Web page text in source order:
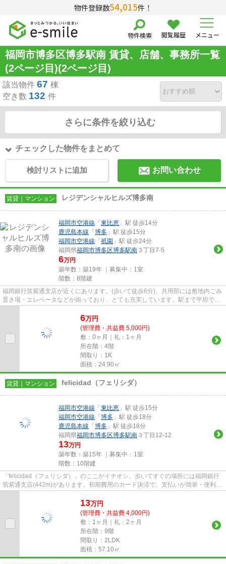
物件登録数54,015件！
物件検索 閲覧履歴 メニュー
福岡市博多区博多駅南 賃貸、店舗、事務所一覧
(2ページ目)(2ページ目)
該当物件 67 棟
空き数 132 件
さらに条件を絞り込む
チェックした物件をまとめて
検討リストに追加 お問い合わせ
賃貸｜マンション レジデンシャルヒルズ博多南
福岡市空港線 「東比恵 」駅 徒歩14分
鹿児島本線 「博多 」駅 徒歩15分
福岡市空港線 「祇園 」駅 徒歩24分
福岡県福岡市博多区博多駅南 ３丁目7-5
6万円
築年数：築19年 ｜募集中： 1室
階数：8階建
福岡銀行筑紫通支店が近くにあります。(歩いて徒歩6分)。共用部には敷地内ごみ
置き場・エレベータなどが揃っており、とても充実しています。駅まで平坦で、
自転車での移動もラクな物件...
6万円
(管理費・共益費 5,000円)
敷：0ヶ月｜礼：1ヶ月
所在階：4階
間取り：1K
面積：24.90㎡
賃貸｜マンション felicidad（フェリシダ）
福岡市空港線 「東比恵 」駅 徒歩15分
福岡市空港線 「博多 」駅 徒歩18分
鹿児島本線 「博多 」駅 徒歩18分
福岡県福岡市博多区博多駅南 ３丁目12-12
13万円
築年数：築15年 ｜募集中： 1室
階数：10階建
「felicidad（フェリシダ）」のここがイチオシ。歩いてすぐの場所には福岡銀行
筑紫通支店(442m)があります。初期費用のカード決済で、支払いが簡単・便利。
こだわり条件、通風良好のシ...
13万円
(管理費・共益費 4,000円)
敷：1ヶ月｜礼：2ヶ月
所在階：9階
間取り：2LDK
面積：57.10㎡